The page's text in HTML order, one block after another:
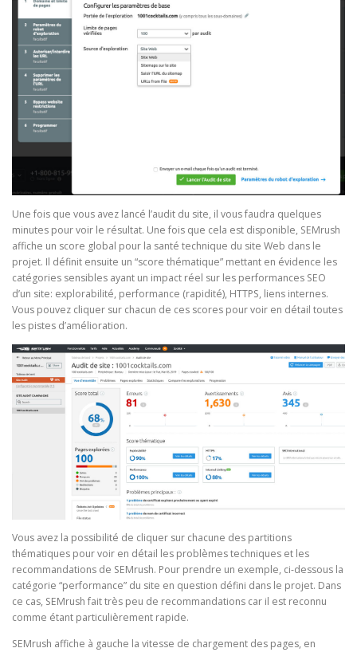
Une fois que vous avez lancé l’audit du site, il vous faudra quelques
minutes pour voir le résultat. Une fois que cela est disponible, SEMrush
affiche un score global pour la santé technique du site Web dans le
projet. Il définit ensuite un “score thématique” mettant en évidence les
catégories sensibles ayant un impact réel sur les performances SEO
d’un site: explorabilité, performance (rapidité), HTTPS, liens internes.
Vous pouvez cliquer sur chacun de ces scores pour voir en détail toutes
les pistes d’amélioration.
Vous avez la possibilité de cliquer sur chacune des partitions
thématiques pour voir en détail les problèmes techniques et les
recommandations de SEMrush. Pour prendre un exemple, ci-dessous la
catégorie “performance” du site en question défini dans le projet. Dans
ce cas, SEMrush fait très peu de recommandations car il est reconnu
comme étant particulièrement rapide.
SEMrush affiche à gauche la vitesse de chargement des pages, en